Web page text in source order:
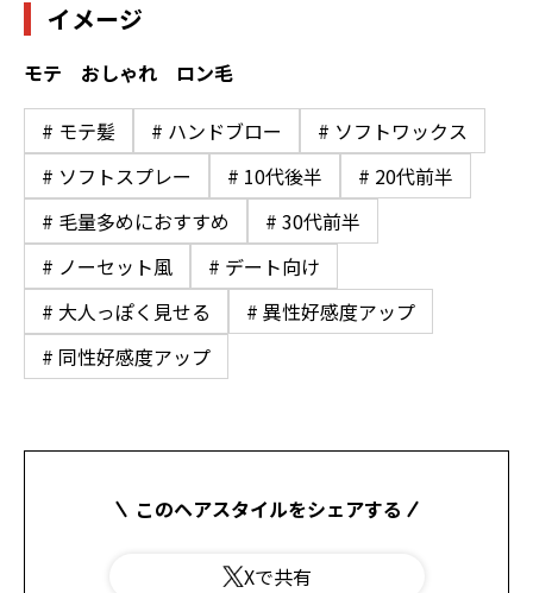
イメージ
モテ おしゃれ ロン毛
# モテ髪 # ハンドブロー
# ソフトワックス
# ソフトスプレー
# 10代後半
# 20代前半
# 毛量多めにおすすめ
# 30代前半
# ノーセット風
# デート向け
# 大人っぽく見せる
# 異性好感度アップ
# 同性好感度アップ
このヘアスタイルをシェアする
Xで共有